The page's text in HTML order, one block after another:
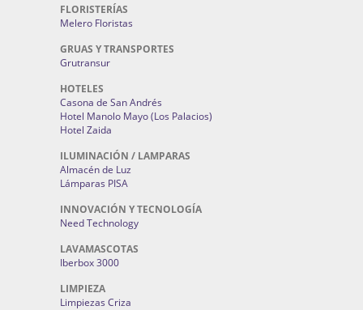
FLORISTERÍAS
Melero Floristas
GRUAS Y TRANSPORTES
Grutransur
HOTELES
Casona de San Andrés
Hotel Manolo Mayo (Los Palacios)
Hotel Zaida
ILUMINACIÓN / LAMPARAS
Almacén de Luz
Lámparas PISA
INNOVACIÓN Y TECNOLOGÍA
Need Technology
LAVAMASCOTAS
Iberbox 3000
LIMPIEZA
Limpiezas Criza